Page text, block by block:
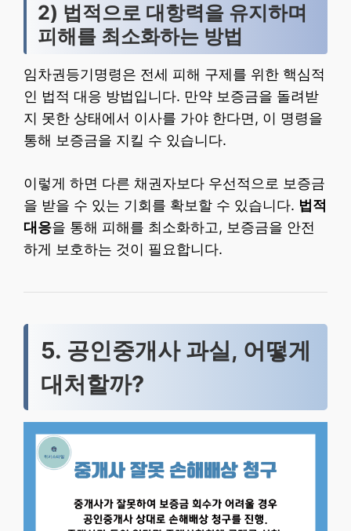
2) 법적으로 대항력을 유지하며
피해를 최소화하는 방법
임차권등기명령은 전세 피해 구제를 위한 핵심적
인 법적 대응 방법입니다. 만약 보증금을 돌려받
지 못한 상태에서 이사를 가야 한다면, 이 명령을
통해 보증금을 지킬 수 있습니다.
이렇게 하면 다른 채권자보다 우선적으로 보증금
을 받을 수 있는 기회를 확보할 수 있습니다. 법적
대응을 통해 피해를 최소화하고, 보증금을 안전
하게 보호하는 것이 필요합니다.
5. 공인중개사 과실, 어떻게
대처할까?